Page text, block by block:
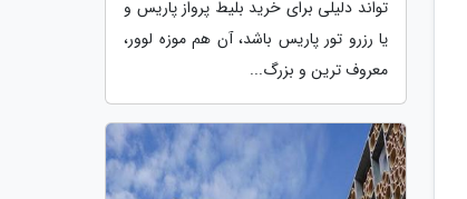
تواند دلیلی برای خرید بلیط پرواز پاریس و
یا رزرو تور پاریس باشد، آن هم موزه لوور،
معروف ترین و بزرگ...